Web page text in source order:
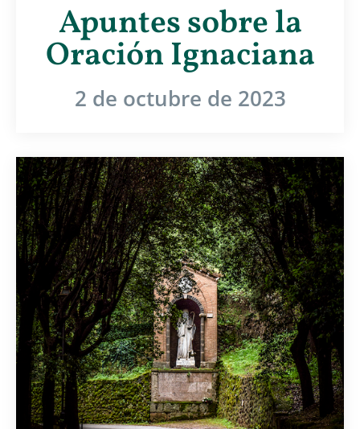
Apuntes sobre la
Oración Ignaciana
2 de octubre de 2023